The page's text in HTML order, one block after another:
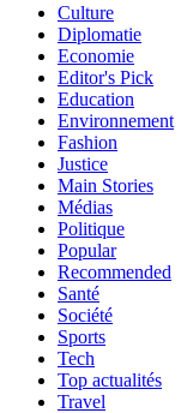
Culture
Diplomatie
Economie
Editor's Pick
Education
Environnement
Fashion
Justice
Main Stories
Médias
Politique
Popular
Recommended
Santé
Société
Sports
Tech
Top actualités
Travel